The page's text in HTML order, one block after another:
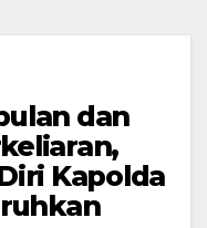
dan
Kapolda